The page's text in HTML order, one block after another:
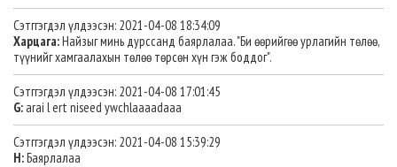
Сэтггэгдэл үлдээсэн: 2021-04-08 18:34:09
Харцага:Найзыг минь дурссанд баярлалаа. "Би өөрийгөө урлагийн төлөө,
түүнийг хамгаалахын төлөө төрсөн хүн гэж боддог".
Сэтггэгдэл үлдээсэн: 2021-04-08 17:01:45
G: arai l ert niseed ywchlaaaadaaa
Сэтггэгдэл үлдээсэн: 2021-04-08 15:39:29
Н:Баярлалаа